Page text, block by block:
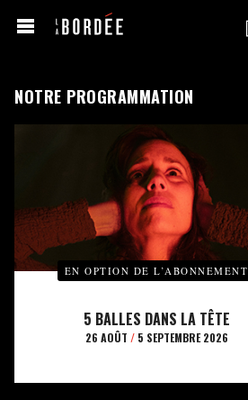
NOTRE PROGRAMMATION
EN OPTION DE L’ABONNEMENT
5 BALLES DANS LA TÊTE
26 AOÛT /5 SEPTEMBRE 2026